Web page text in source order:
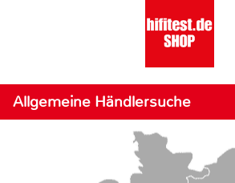
Allgemeine Händlersuche